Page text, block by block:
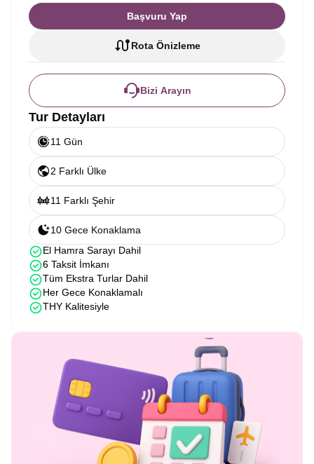
Başvuru Yap
Rota Önizleme
Bizi Arayın
Tur Detayları
11 Gün
2 Farklı Ülke
11 Farklı Şehir
10 Gece Konaklama
El Hamra Sarayı Dahil
6 Taksit İmkanı
Tüm Ekstra Turlar Dahil
Her Gece Konaklamalı
THY Kalitesiyle